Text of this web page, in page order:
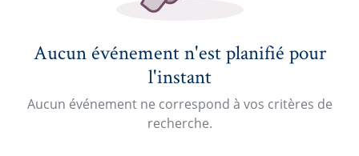
Aucun événement n'est planifié pour
l'instant
Aucun événement ne correspond à vos critères de
recherche.